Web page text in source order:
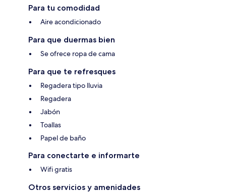
Para tu comodidad
Aire acondicionado
Para que duermas bien
Se ofrece ropa de cama
Para que te refresques
Regadera tipo lluvia
Regadera
Jabón
Toallas
Papel de baño
Para conectarte e informarte
Wifi gratis
Otros servicios y amenidades